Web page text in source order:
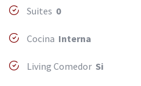
Suites 0
Cocina Interna
Living Comedor Si